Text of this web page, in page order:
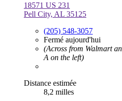
18571 US 231
Pell City, AL 35125
(205) 548-3057
Fermé aujourd'hui
(Across from Walmart
A on the left)
Distance estimée
8,2 milles